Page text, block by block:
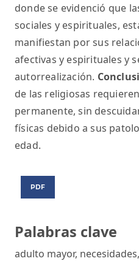
Palabras clave
adulto mayor,
donde se evidenció que
sociales y espirituales,
manifiestan por sus
afectivas y espirituales y
autorrealización.
de las religiosas
permanente, sin
físicas debido a sus
edad.
PDF